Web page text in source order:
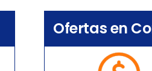
Ofertas en